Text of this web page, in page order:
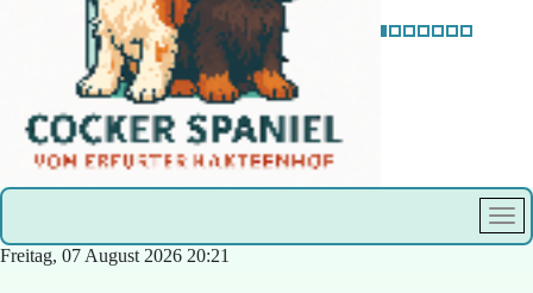
Freitag, 07 August 2026 20:21